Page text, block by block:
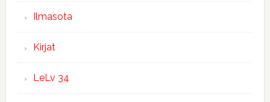
Ilmasota
Kirjat
LeLv 34